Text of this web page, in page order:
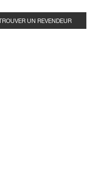
TROUVER UN REVENDEUR